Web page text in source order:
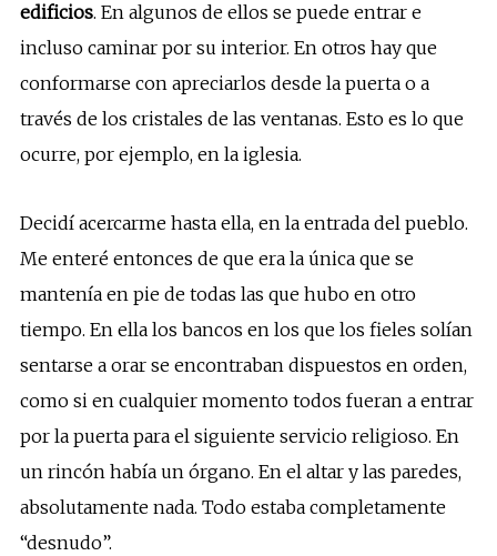
edificios. En algunos de ellos se puede entrar e
incluso caminar por su interior. En otros hay que
conformarse con apreciarlos desde la puerta o a
través de los cristales de las ventanas. Esto es lo que
ocurre, por ejemplo, en la iglesia.
Decidí acercarme hasta ella, en la entrada del pueblo.
Me enteré entonces de que era la única que se
mantenía en pie de todas las que hubo en otro
tiempo. En ella los bancos en los que los fieles solían
sentarse a orar se encontraban dispuestos en orden,
como si en cualquier momento todos fueran a entrar
por la puerta para el siguiente servicio religioso. En
un rincón había un órgano. En el altar y las paredes,
absolutamente nada. Todo estaba completamente
“desnudo”.